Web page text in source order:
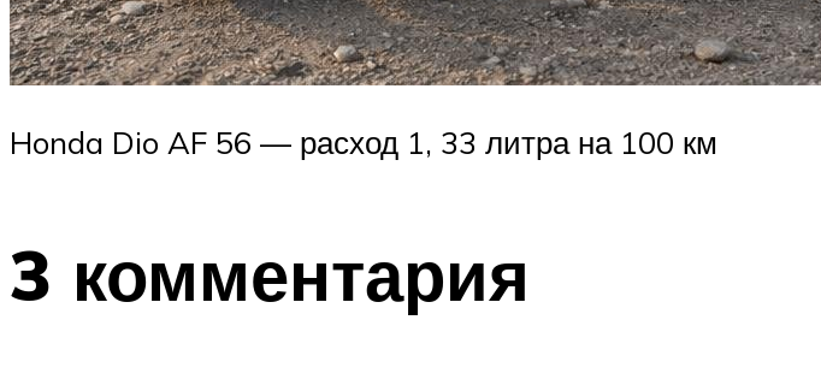
Honda Dio AF 56 — расход 1, 33 литра на 100 км
3 комментария